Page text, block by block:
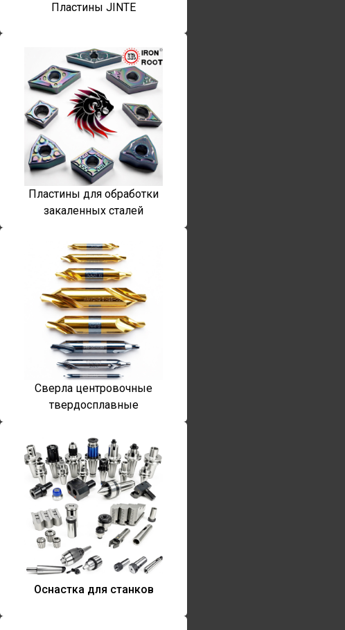
Пластины JINTE
Пластины для обработки
закаленных сталей
Сверла центровочные
твердосплавные
Оснастка для станков